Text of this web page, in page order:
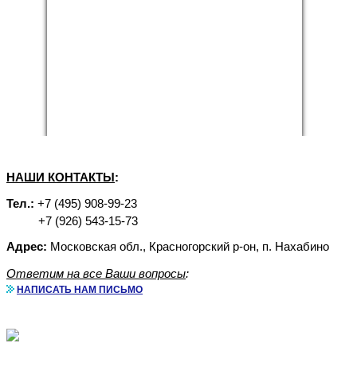
НАШИ КОНТАКТЫ:
Тел.: +7 (495) 908-99-23
+7 (926) 543-15-73
Адрес: Московская обл., Красногорский р-он, п. Нахабино
Ответим на все Ваши вопросы:
НАПИСАТЬ НАМ ПИСЬМО